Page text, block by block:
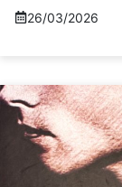
26/03/2026